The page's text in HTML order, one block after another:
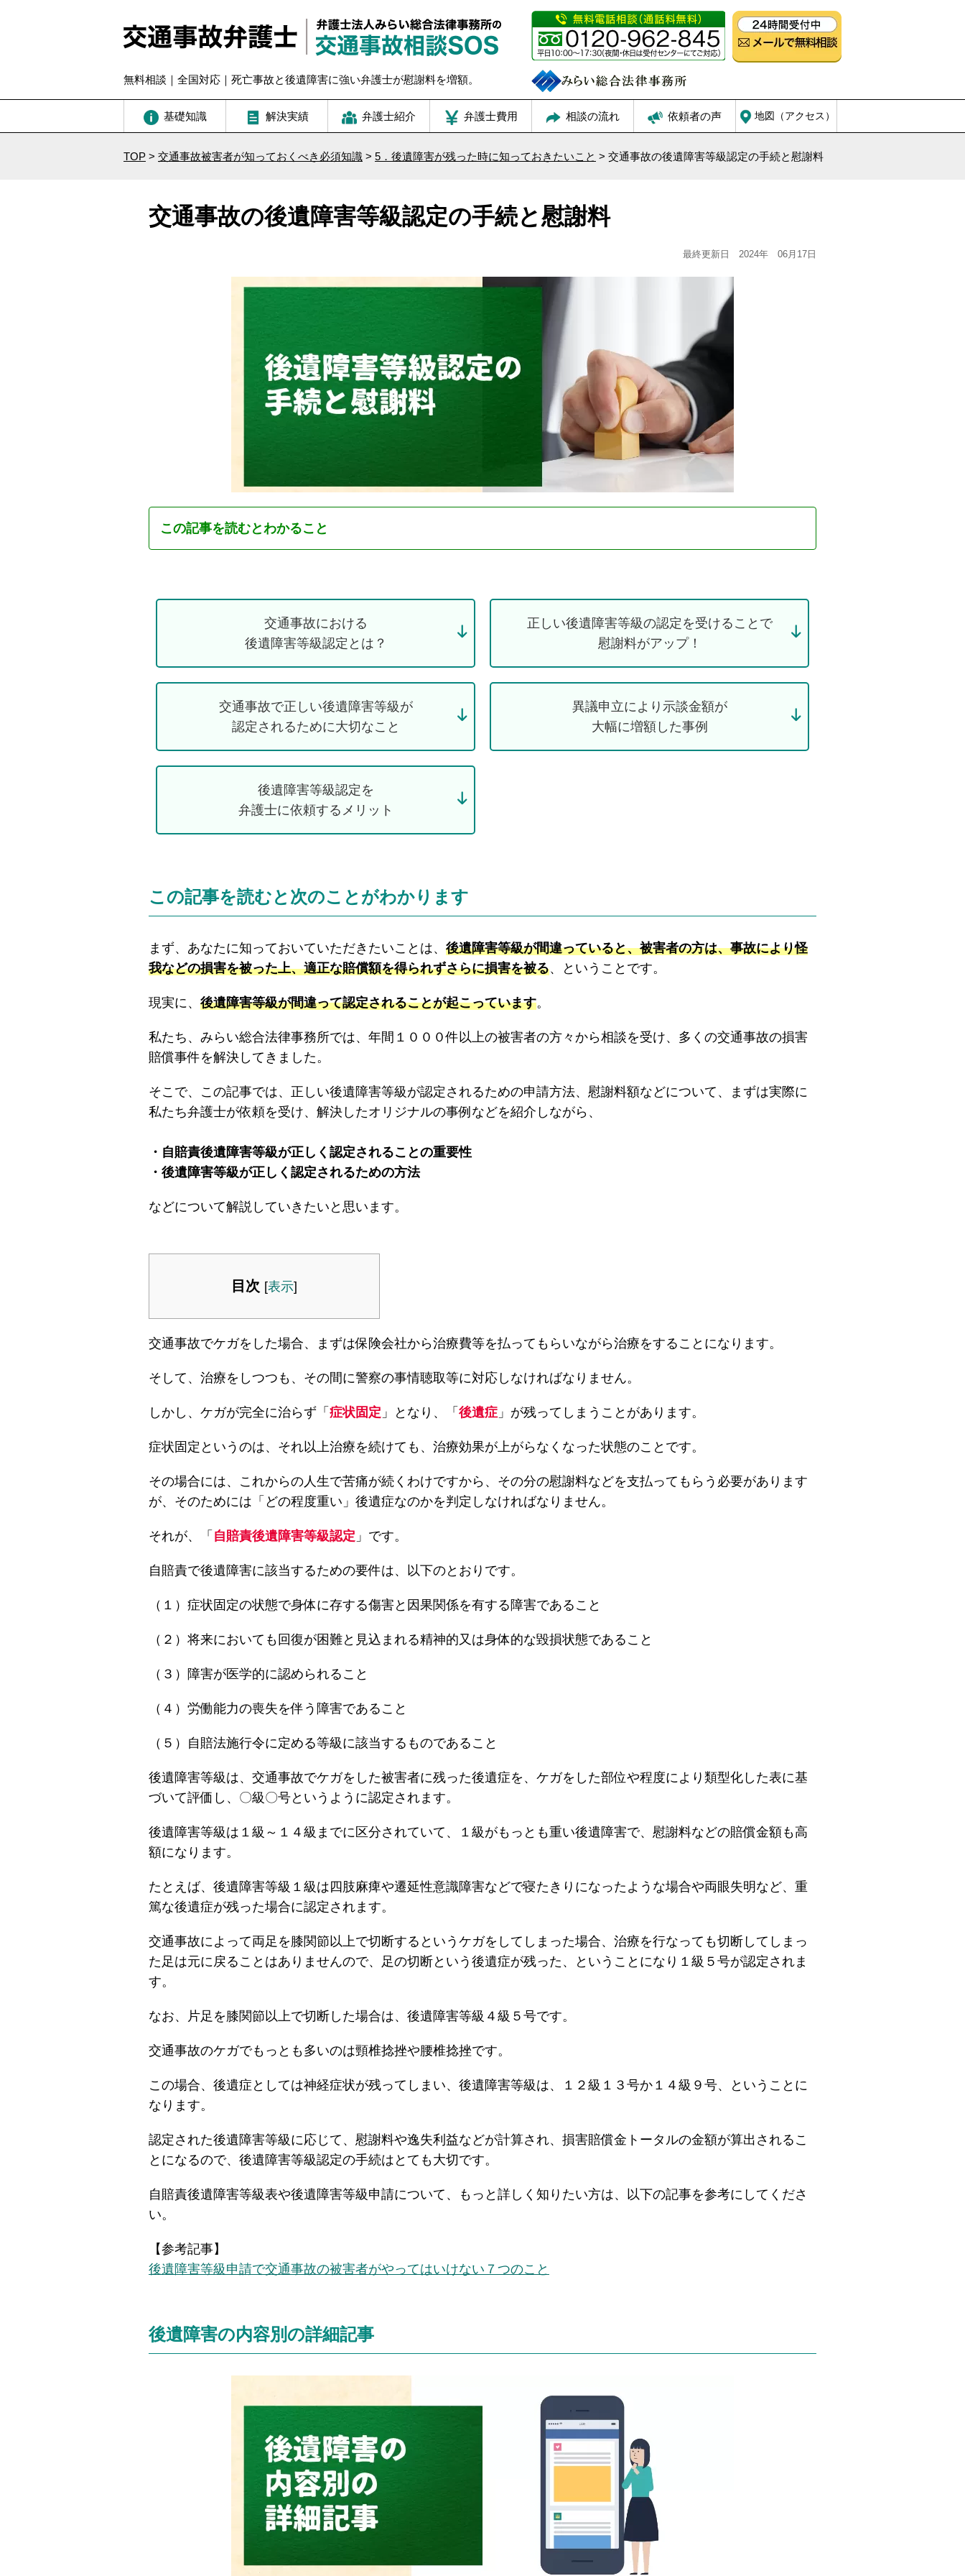
無料相談｜全国対応｜死亡事故と後遺障害に強い弁護士が慰謝料を増額。
基礎知識 解決実績 弁護士紹介 弁護士費用 相談の流れ 依頼者の声 地図（アクセス）
TOP > 交通事故被害者が知っておくべき必須知識 > 5．後遺障害が残った時に知っておきたいこと > 交通事故の後遺障害等級認定の手続と慰謝料
交通事故の後遺障害等級認定の手続と慰謝料
最終更新日 2024年 06月17日
この記事を読むとわかること
交通事故における
後遺障害等級認定とは？
正しい後遺障害等級の認定を受けることで
慰謝料がアップ！
交通事故で正しい後遺障害等級が
認定されるために大切なこと
異議申立により示談金額が
大幅に増額した事例
後遺障害等級認定を
弁護士に依頼するメリット
この記事を読むと次のことがわかります
まず、あなたに知っておいていただきたいことは、 後遺障害等級が間違っていると、被害者の方は、事故により怪
我などの損害を被った上、適正な賠償額を得られずさらに損害を被る、ということです。
現実に、 後遺障害等級が間違って認定されることが起こっています。
私たち、みらい総合法律事務所では、年間１０００件以上の被害者の方々から相談を受け、多くの交通事故の損害
賠償事件を解決してきました。
そこで、この記事では、正しい後遺障害等級が認定されるための申請方法、慰謝料額などについて、まずは実際に
私たち弁護士が依頼を受け、解決したオリジナルの事例などを紹介しながら、
・自賠責後遺障害等級が正しく認定されることの重要性
・後遺障害等級が正しく認定されるための方法
などについて解説していきたいと思います。
目次 [表示]
交通事故でケガをした場合、まずは保険会社から治療費等を払ってもらいながら治療をすることになります。
そして、治療をしつつも、その間に警察の事情聴取等に対応しなければなりません。
しかし、ケガが完全に治らず「 症状固定 」となり、「 後遺症 」が残ってしまうことがあります。
症状固定というのは、それ以上治療を続けても、治療効果が上がらなくなった状態のことです。
その場合には、これからの人生で苦痛が続くわけですから、その分の慰謝料などを支払ってもらう必要があります
が、そのためには「どの程度重い」後遺症なのかを判定しなければなりません。
それが、「 自賠責後遺障害等級認定 」です。
自賠責で後遺障害に該当するための要件は、以下のとおりです。
（１）症状固定の状態で身体に存する傷害と因果関係を有する障害であること
（２）将来においても回復が困難と見込まれる精神的又は身体的な毀損状態であること
（３）障害が医学的に認められること
（４）労働能力の喪失を伴う障害であること
（５）自賠法施行令に定める等級に該当するものであること
後遺障害等級は、交通事故でケガをした被害者に残った後遺症を、ケガをした部位や程度により類型化した表に基
づいて評価し、〇級〇号というように認定されます。
後遺障害等級は１級～１４級までに区分されていて、１級がもっとも重い後遺障害で、慰謝料などの賠償金額も高
額になります。
たとえば、後遺障害等級１級は四肢麻痺や遷延性意識障害などで寝たきりになったような場合や両眼失明など、重
篤な後遺症が残った場合に認定されます。
交通事故によって両足を膝関節以上で切断するというケガをしてしまった場合、治療を行なっても切断してしまっ
た足は元に戻ることはありませんので、足の切断という後遺症が残った、ということになり１級５号が認定されま
す。
なお、片足を膝関節以上で切断した場合は、後遺障害等級４級５号です。
交通事故のケガでもっとも多いのは頸椎捻挫や腰椎捻挫です。
この場合、後遺症としては神経症状が残ってしまい、後遺障害等級は、１２級１３号か１４級９号、ということに
なります。
認定された後遺障害等級に応じて、慰謝料や逸失利益などが計算され、損害賠償金トータルの金額が算出されるこ
とになるので、後遺障害等級認定の手続はとても大切です。
自賠責後遺障害等級表や後遺障害等級申請について、もっと詳しく知りたい方は、以下の記事を参考にしてくださ
い。
【参考記事】
後遺障害等級申請で交通事故の被害者がやってはいけない７つのこと
後遺障害の内容別の詳細記事